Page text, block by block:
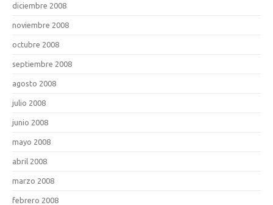
diciembre 2008
noviembre 2008
octubre 2008
septiembre 2008
agosto 2008
julio 2008
junio 2008
mayo 2008
abril 2008
marzo 2008
febrero 2008